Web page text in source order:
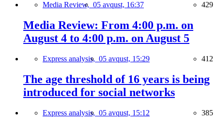
Media Review, 05 avqust, 16:37 429
Media Review: From 4:00 p.m. on
August 4 to 4:00 p.m. on August 5
Express analysis, 05 avqust, 15:29 412
The age threshold of 16 years is being
introduced for social networks
Express analysis, 05 avqust, 15:12 385